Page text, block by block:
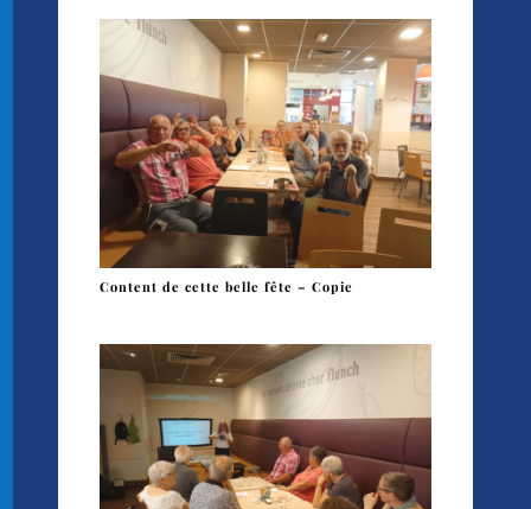
Content de cette belle fête – Copie